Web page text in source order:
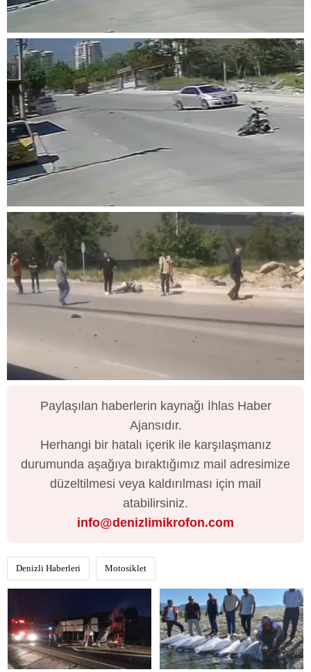
Paylaşılan haberlerin kaynağı İhlas Haber
Ajansıdır.
Herhangi bir hatalı içerik ile karşılaşmanız
durumunda aşağıya bıraktığımız mail adresimize
düzeltilmesi veya kaldırılması için mail
atabilirsiniz.
info@denizlimikrofon.com
Denizli Haberleri Motosiklet